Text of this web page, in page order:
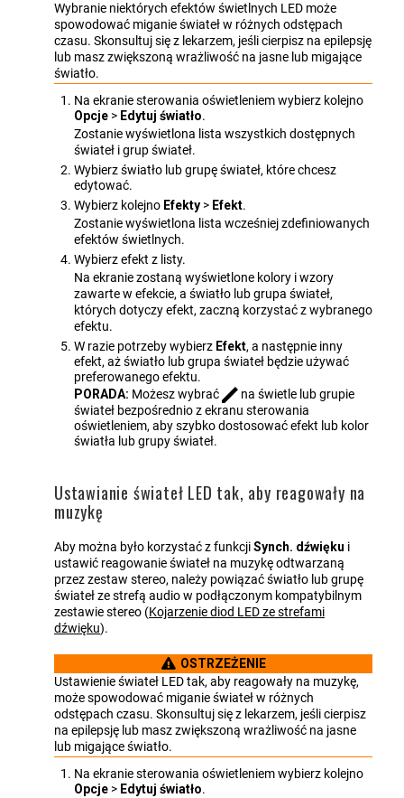
Wybranie niektórych efektów świetlnych LED może
spowodować miganie świateł w różnych odstępach
czasu. Skonsultuj się z lekarzem, jeśli cierpisz na epilepsję
lub masz zwiększoną wrażliwość na jasne lub migające
światło.
Na ekranie sterowania oświetleniem wybierz kolejno
Opcje > Edytuj światło.
Zostanie wyświetlona lista wszystkich dostępnych
świateł i grup świateł.
Wybierz światło lub grupę świateł, które chcesz
edytować.
Wybierz kolejno Efekty > Efekt.
Zostanie wyświetlona lista wcześniej zdefiniowanych
efektów świetlnych.
Wybierz efekt z listy.
Na ekranie zostaną wyświetlone kolory i wzory
zawarte w efekcie, a światło lub grupa świateł,
których dotyczy efekt, zaczną korzystać z wybranego
efektu.
W razie potrzeby wybierz Efekt, a następnie inny
efekt, aż światło lub grupa świateł będzie używać
preferowanego efektu.
PORADA: Możesz wybrać
na świetle lub grupie
świateł bezpośrednio z ekranu sterowania
oświetleniem, aby szybko dostosować efekt lub kolor
światła lub grupy świateł.
Ustawianie świateł LED tak, aby reagowały na
muzykę
Aby można było korzystać z funkcjiSynch. dźwięku i
ustawić reagowanie świateł na muzykę odtwarzaną
przez zestaw stereo, należy powiązać światło lub grupę
świateł ze strefą audio w podłączonym kompatybilnym
zestawie stereo (Kojarzenie diod LED ze strefami
dźwięku).
OSTRZEŻENIE
Ustawienie świateł LED tak, aby reagowały na muzykę,
może spowodować miganie świateł w różnych
odstępach czasu. Skonsultuj się z lekarzem, jeśli cierpisz
na epilepsję lub masz zwiększoną wrażliwość na jasne
lub migające światło.
Na ekranie sterowania oświetleniem wybierz kolejno
Opcje > Edytuj światło.